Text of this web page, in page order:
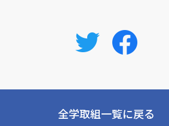
全学取組一覧に戻る